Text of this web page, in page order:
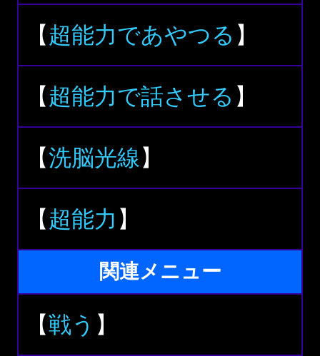
【超能力であやつる 】
【超能力で話させる 】
【洗脳光線 】
【超能力 】
関連メニュー
【戦う 】